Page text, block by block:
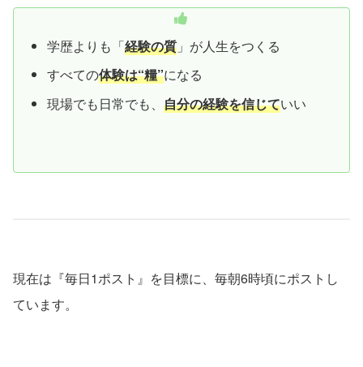
学歴よりも「経験の質 」が人生をつくる
すべての体験は“糧”になる
現場でも日常でも、自分の経験を信じていい
現在は『毎日1ポスト』を目標に、毎朝6時頃にポストし
ています。